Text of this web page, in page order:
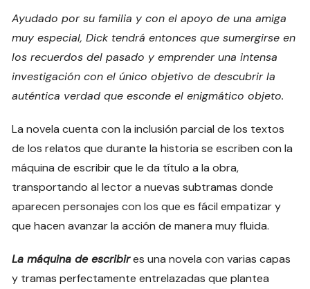
Ayudado por su familia y con el apoyo de una amiga
muy especial, Dick tendrá entonces que sumergirse en
los recuerdos del pasado y emprender una intensa
investigación con el único objetivo de descubrir la
auténtica verdad que esconde el enigmático objeto.
La novela cuenta con la inclusión parcial de los textos
de los relatos que durante la historia se escriben con la
máquina de escribir que le da título a la obra,
transportando al lector a nuevas subtramas donde
aparecen personajes con los que es fácil empatizar y
que hacen avanzar la acción de manera muy fluida.
La máquina de escribires una novela con varias capas
y tramas perfectamente entrelazadas que plantea